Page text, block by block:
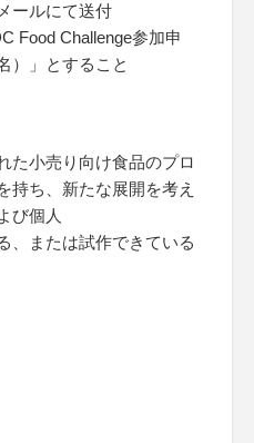
ールにて送付
Food Challenge参加申
）」とすること
た小売り向け食品のプロ
持ち、新たな展開を考え
び個人
、または試作できている